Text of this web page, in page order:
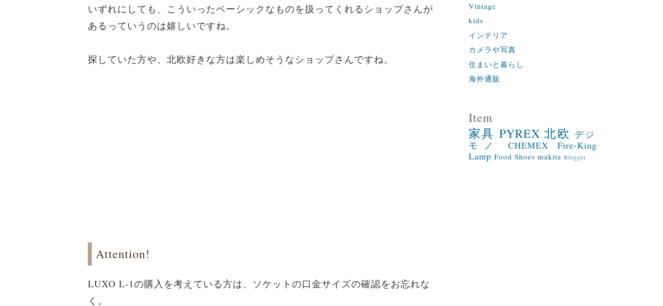
いずれにしても、こういったベーシックなものを扱ってくれるショップさんが
あるっていうのは嬉しいですね。
探していた方や、北欧好きな方は楽しめそうなショップさんですね。
Attention!
LUXO L-1の購入を考えている方は、ソケットの口金サイズの確認をお忘れな
く。
Vintage
kids
インテリア
カメラや写真
住まいと暮らし
海外通販
Item
家具 PYREX 北欧 デジ
モノ
CHEMEX
Fire-King
Lamp Food Shoes makita Blogger